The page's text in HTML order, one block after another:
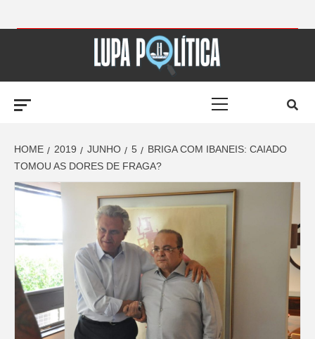
LUPA
POLÍTICA –
AMPLIANDO A
NOTÍCIA
HOME 2019 JUNHO 5
BRIGA COM IBANEIS: CAIADO
TOMOU AS DORES DE FRAGA?